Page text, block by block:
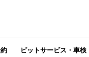
ピットサービス・車検